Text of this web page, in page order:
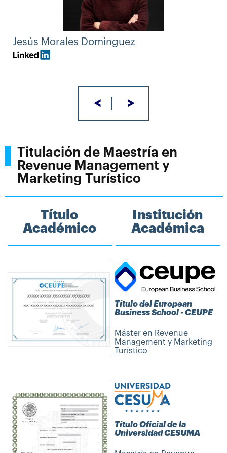
Jesús Morales Dominguez
< >
Titulación de Maestría en
Revenue Management y
Marketing Turístico
Título
Académico
Institución
Académica
Título del European
Business School - CEUPE
Máster en Revenue
Management y Marketing
Turístico
Título Oficial de la
Universidad CESUMA